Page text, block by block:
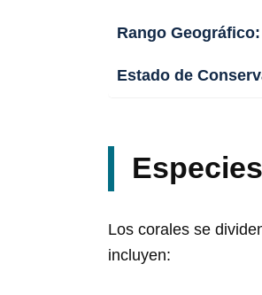
Rango Geográfico:
Estado de
Los corales se
incluyen: